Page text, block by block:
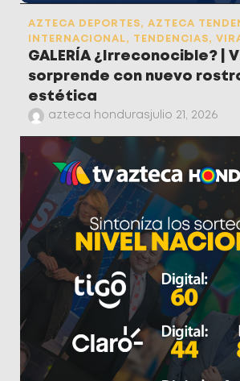
AZTECA DEPORTES, AZTECA
INTERNACIONAL, TENDENCIAS,
GALERÍA ¿Irreconocible? |
sorprende con nuevo
estética
azteca honduras julio 21, 2026